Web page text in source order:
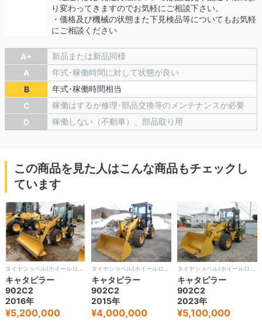
り変わってきますのでお気軽にご相談下さい。
・価格及び機械の状態また下見検品等についてもお気軽
にご相談ください
A+
新品または新品同様
A
年式･稼働時間に対して状態が良い
B
年式･稼働時間相当
C
稼働はするが修理･部品交換等のメンテナンスが必要
D
稼働しない（不動車）、部品取り用
この商品を見た人はこんな商品もチェックし
ています
キャタピラー
902C2
2016年
¥5,200,000
キャタピラー
902C2
2015年
¥4,000,000
キャタピラー
902C2
2023年
¥5,100,000